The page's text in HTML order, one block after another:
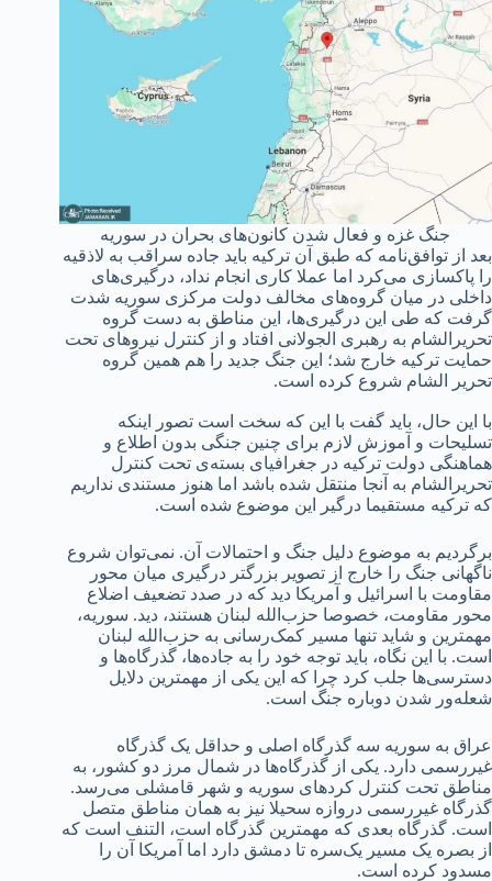
جنگ غزه و فعال شدن کانون‌های بحران در سوریه
بعد از توافق‌نامه که طبق آن ترکیه باید جاده سراقب به لاذقیه
را پاکسازی می‌کرد اما عملا کاری انجام نداد، درگیری‌های
داخلی در میان گروه‌های مخالف دولت مرکزی سوریه شدت
گرفت که طی این درگیری‌ها، این مناطق به دست گروه
تحریر‌الشام به رهبری الجولانی افتاد و از کنترل نیروهای تحت
حمایت ترکیه خارج شد؛ این جنگ جدید را هم همین گروه
تحریر الشام شروع کرده است.
با این حال، باید گفت با این که سخت است تصور اینکه
تسلیحات و آموزش لازم برای چنین جنگی بدون اطلاع و
هماهنگی دولت ترکیه در جغرافیای بسته‌ی تحت کنترل
تحریر‌الشام به آنجا منتقل شده باشد اما هنوز مستندی نداریم
که ترکیه مستقیما درگیر این موضوع شده است.
برگردیم به موضوع دلیل جنگ و احتمالات آن. نمی‌توان شروع
ناگهانی جنگ را خارج از تصویر بزرگتر درگیری میان محور
مقاومت با اسرائیل و آمریکا دید که در صدد تضعیف اضلاع
محور مقاومت، خصوصا حزب‌الله لبنان هستند، دید. سوریه،
مهمترین و شاید تنها مسیر کمک‌رسانی به حزب‌الله لبنان
است. با این نگاه، باید توجه خود را به جاده‌ها، گذرگاه‌ها و
دسترسی‌ها جلب کرد چرا که این یکی از مهمترین دلایل
شعله‌ور شدن دوباره جنگ است.
عراق به سوریه سه گذرگاه اصلی و حداقل یک گذرگاه
غیررسمی دارد. یکی از گذرگاه‌ها در شمال مرز دو کشور، به
مناطق تحت کنترل کردهای سوریه و شهر قامشلی می‌رسد.
گذرگاه غیررسمی دروازه سحیلا نیز به همان مناطق متصل
است. گذرگاه بعدی که مهمترین گذرگاه است، التنف است که
از بصره یک مسیر یک‌سره تا دمشق دارد اما آمریکا آن را
مسدود کرده است.